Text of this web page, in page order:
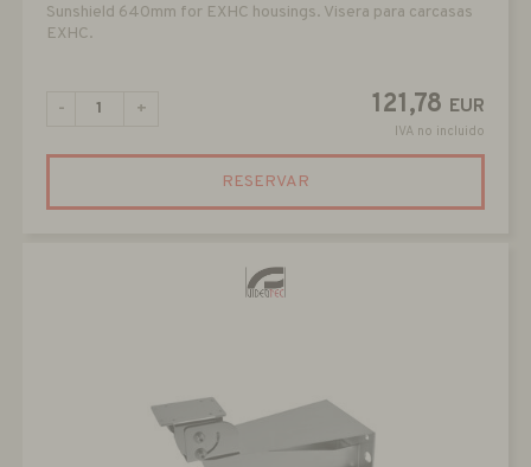
Sunshield 640mm for EXHC housings. Visera para carcasas
EXHC.
121,78 EUR
IVA no incluido
- +
RESERVAR